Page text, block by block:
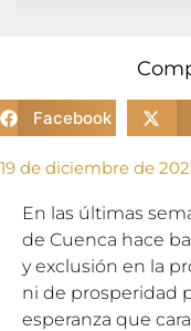
Facebook
19 de diciembre de
En las últimas
de Cuenca hace
y exclusión en la
ni de prosperidad
esperanza que